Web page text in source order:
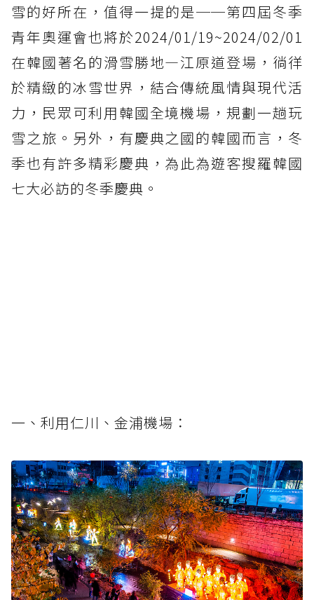
雪的好所在，值得一提的是──第四屆冬季
青年奧運會也將於2024/01/19~2024/02/01
在韓國著名的滑雪勝地—江原道登場，徜徉
於精緻的冰雪世界，結合傳統風情與現代活
力，民眾可利用韓國全境機場，規劃一趟玩
雪之旅。另外，有慶典之國的韓國而言，冬
季也有許多精彩慶典，為此為遊客搜羅韓國
七大必訪的冬季慶典。
一、利用仁川、金浦機場：